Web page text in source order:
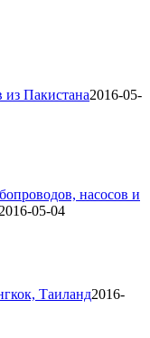
из Пакистана2016-05-
насосов и
2016-05-04
Таиланд2016-